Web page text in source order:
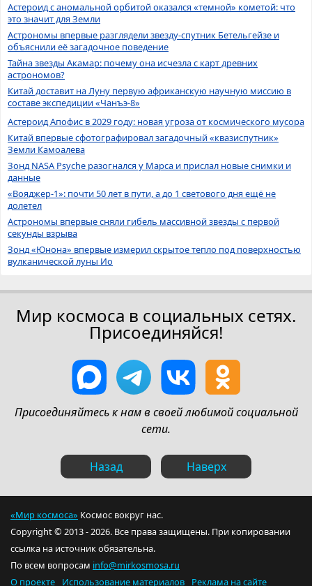
Астероид с аномальной орбитой оказался «темной» кометой: что
это значит для Земли
Астрономы впервые разглядели звезду-спутник Бетельгейзе и
объяснили её загадочное поведение
Тайна звезды Акамар: почему она исчезла с карт древних
астрономов?
Китай доставит на Луну первую африканскую научную миссию в
составе экспедиции «Чанъэ-8»
Астероид Апофис в 2029 году: новая угроза от космического мусора
Китай впервые сфотографировал загадочный «квазиспутник»
Земли Камоалева
Зонд NASA Psyche разогнался у Марса и прислал новые снимки и
данные
«Вояджер-1»: почти 50 лет в пути, а до 1 светового дня ещё не
долетел
Астрономы впервые сняли гибель массивной звезды с первой
секунды взрыва
Зонд «Юнона» впервые измерил скрытое тепло под поверхностью
вулканической луны Ио
Мир космоса в социальных сетях.
Присоединяйся!
Присоединяйтесь к нам в своей любимой социальной
сети.
Назад Наверх
«Мир космоса» Космос вокруг нас.
Copyright © 2013 - 2026. Все права защищены. При копировании
ссылка на источник обязательна.
По всем вопросам info@mirkosmosa.ru
О проекте
Использование материалов Реклама на сайте